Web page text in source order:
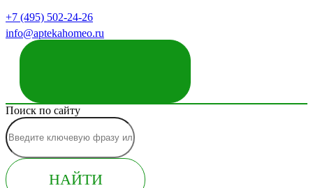
+7 (495) 502-24-26
info@aptekahomeo.ru
Поиск по сайту
НАЙТИ